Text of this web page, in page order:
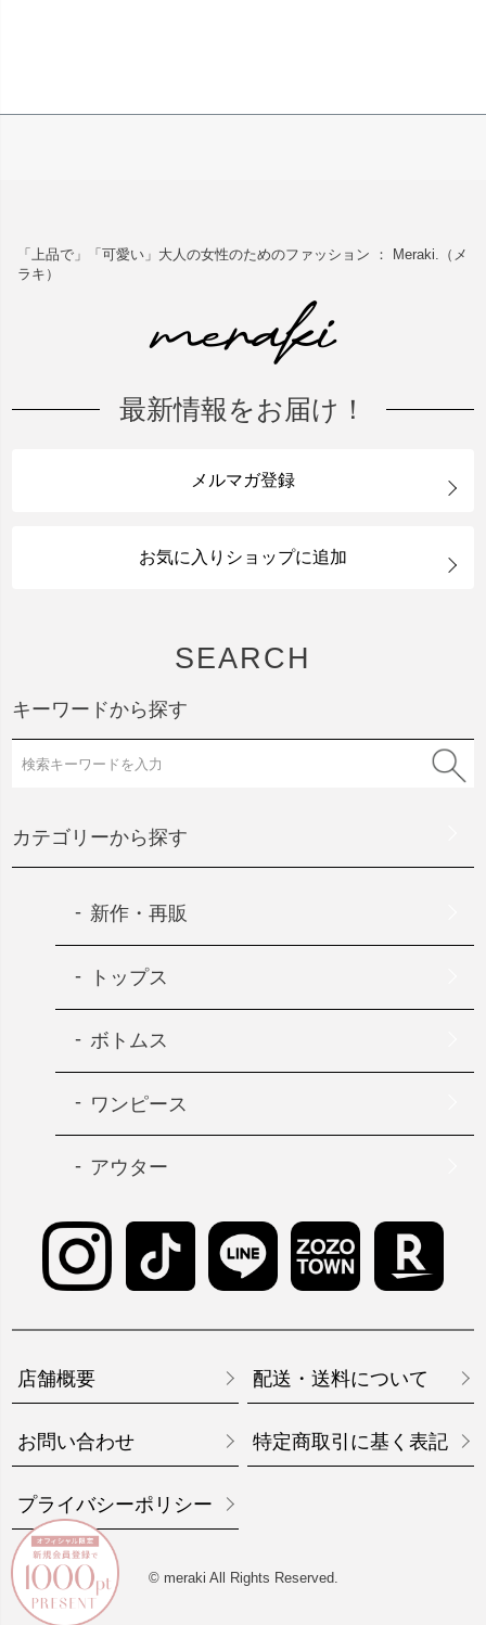
「上品で」「可愛い」大人の女性のためのファッション ： Meraki.（メ
ラキ）
最新情報をお届け！
メルマガ登録
お気に入りショップに追加
SEARCH
キーワードから探す
カテゴリーから探す
新作・再販
トップス
ボトムス
ワンピース
アウター
店舗概要 配送・送料について
お問い合わせ 特定商取引に基く表記
プライバシーポリシー
© meraki All Rights Reserved.